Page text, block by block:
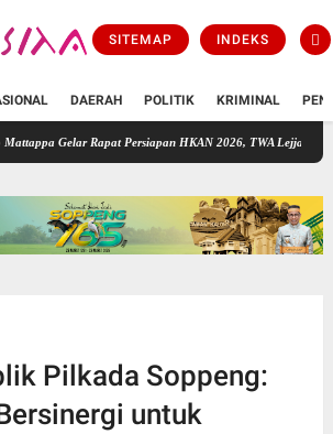
SITEMAP INDEKS
DAERAH POLITIK KRIMINAL
Persiapan HKAN 2026, TWA Lejja Jadi Tuan Rumah
Pilkada Soppeng:
untuk